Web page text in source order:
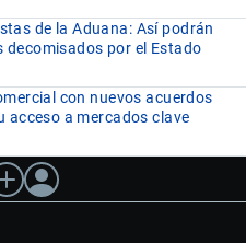
de la Aduana: Así podrán
por el Estado
con nuevos acuerdos
acceso a mercados clave